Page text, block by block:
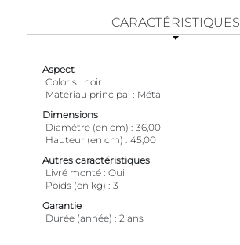
CARACTÉRISTIQUES
Aspect
Coloris
noir
Matériau principal
Métal
Dimensions
Diamètre (en cm)
36,00
Hauteur (en cm)
45,00
Autres caractéristiques
Livré monté Oui
Poids (en kg)
3
Garantie
Durée (année)
2 ans